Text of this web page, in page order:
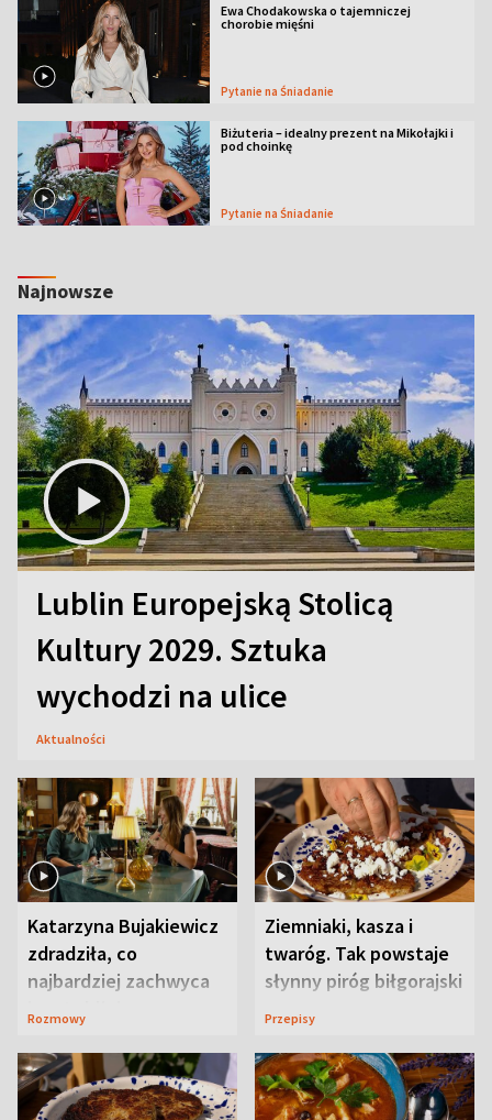
Ewa Chodakowska o tajemniczej
chorobie mięśni
Pytanie na Śniadanie
Biżuteria – idealny prezent na Mikołajki i
pod choinkę
Pytanie na Śniadanie
Najnowsze
Lublin Europejską Stolicą
Kultury 2029. Sztuka
wychodzi na ulice
Aktualności
Katarzyna Bujakiewicz
zdradziła, co
najbardziej zachwyca
ją w Lublinie
Rozmowy
Ziemniaki, kasza i
twaróg. Tak powstaje
słynny piróg biłgorajski
Przepisy